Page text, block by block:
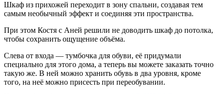
Шкаф из прихожей переходит в зону спальни, создавая тем
самым необычный эффект и соединяя эти пространства.
При этом Костя с Аней решили не доводить шкаф до потолка,
чтобы сохранить ощущение объёма.
Слева от входа — тумбочка для обуви, её придумали
специально для этого дома, а теперь вы можете заказать точно
такую же. В ней можно хранить обувь в два уровня, кроме
того, на неё можно присесть при переобувании.